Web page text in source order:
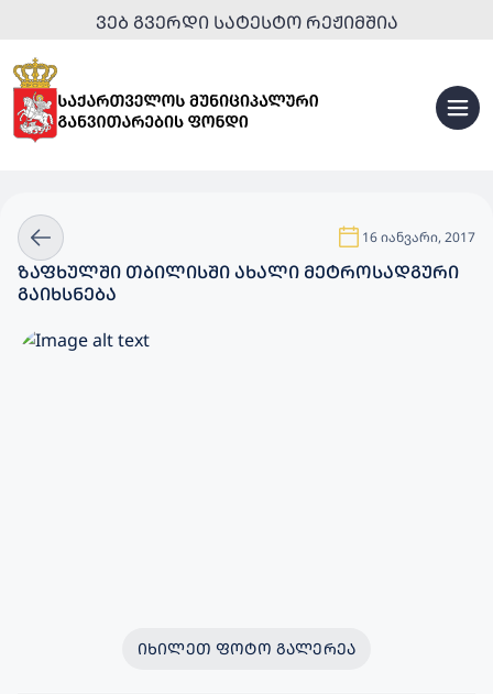
ᲕᲔᲑ ᲒᲕᲔᲠᲓᲘ ᲡᲐᲢᲔᲡᲢᲝ ᲠᲔᲟᲘᲛᲨᲘᲐ
16 იანვარი, 2017
ᲖᲐᲤᲮᲣᲚᲨᲘ ᲗᲑᲘᲚᲘᲡᲨᲘ ᲐᲮᲐᲚᲘ ᲛᲔᲢᲠᲝᲡᲐᲓᲒᲣᲠᲘ
ᲒᲐᲘᲮᲡᲜᲔᲑᲐ
ᲘᲮᲘᲚᲔᲗ ᲤᲝᲢᲝ ᲒᲐᲚᲔᲠᲔᲐ